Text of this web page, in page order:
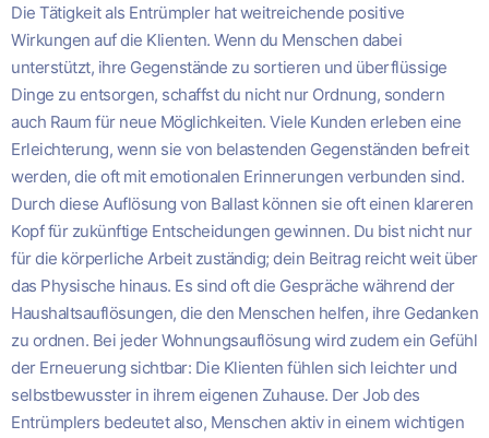
Die Tätigkeit als Entrümpler hat weitreichende positive
Wirkungen auf die Klienten. Wenn du Menschen dabei
unterstützt, ihre Gegenstände zu sortieren und überflüssige
Dinge zu entsorgen, schaffst du nicht nur Ordnung, sondern
auch Raum für neue Möglichkeiten. Viele Kunden erleben eine
Erleichterung, wenn sie von belastenden Gegenständen befreit
werden, die oft mit emotionalen Erinnerungen verbunden sind.
Durch diese Auflösung von Ballast können sie oft einen klareren
Kopf für zukünftige Entscheidungen gewinnen. Du bist nicht nur
für die körperliche Arbeit zuständig; dein Beitrag reicht weit über
das Physische hinaus. Es sind oft die Gespräche während der
Haushaltsauflösungen, die den Menschen helfen, ihre Gedanken
zu ordnen. Bei jeder Wohnungsauflösung wird zudem ein Gefühl
der Erneuerung sichtbar: Die Klienten fühlen sich leichter und
selbstbewusster in ihrem eigenen Zuhause. Der Job des
Entrümplers bedeutet also, Menschen aktiv in einem wichtigen